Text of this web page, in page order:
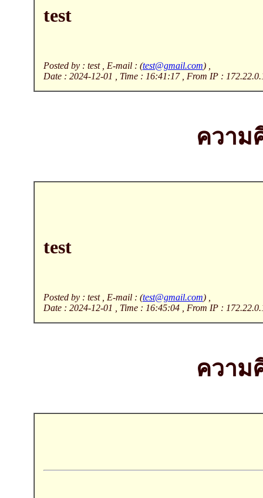
test
Posted by : test , E-mail : (test@gmail.com) ,
Date : 2024-12-01 , Time : 16:41:17 , From IP :
ความ
test
Posted by : test , E-mail : (test@gmail.com) ,
Date : 2024-12-01 , Time : 16:45:04 , From IP :
ความ